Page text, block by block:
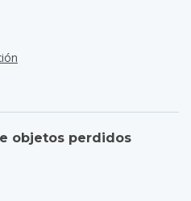
objetos perdidos